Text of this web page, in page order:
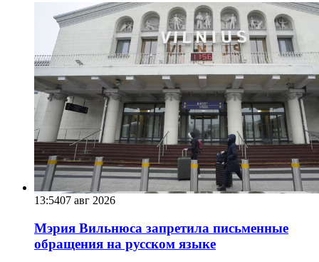
13:5407 авг 2026
Мэрия Вильнюса запретила письменные
обращения на русском языке